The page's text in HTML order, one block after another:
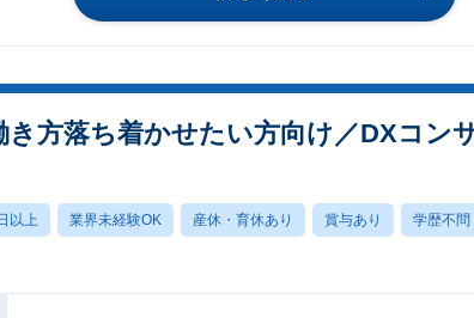
き方落ち着かせたい方向け／DXコン
以上 業界未経験OK 産休・育休あり 賞与あり 学歴不問